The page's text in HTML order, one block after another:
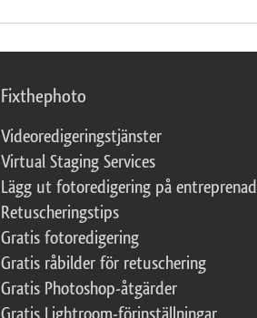
Fixthephoto
Videoredigeringstjänster
Virtual Staging Services
Lägg ut fotoredigering på entreprenad
Retuscheringstips
Gratis fotoredigering
Gratis råbilder för retuschering
Gratis Photoshop-åtgärder
Gratis Lightroom-förinställningar